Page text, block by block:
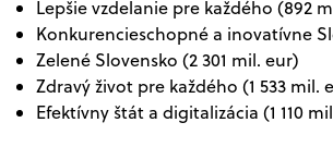
Lepšie vzdelanie pre každého (892
Konkurencieschopné a inovatívne
Zelené Slovensko (2 301 mil. eur)
Zdravý život pre každého (1 533 mil.
Efektívny štát a digitalizácia (1 110